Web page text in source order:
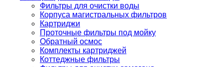
Фильтры для очистки воды
Корпуса магистральных фильтров
Картриджи
Проточные фильтры под мойку
Обратный осмос
Комплекты картриджей
Коттеджные фильтры